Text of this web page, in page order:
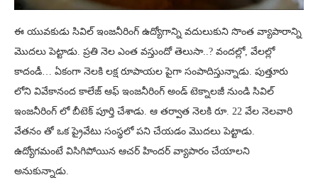
ఈ యువకుడు సివిల్ ఇంజనీరింగ్ ఉద్యోగాన్ని వదులుకుని సొంత వ్యాపారాన్ని
మొదలు పెట్టాడు. ప్రతి నెల ఎంత వస్తుందో తెలుసా..? వందల్లో, వేలల్లో
కాదండీ… ఏకంగా నెలకి లక్ష రూపాయల పైగా సంపాదిస్తున్నాడు. పుత్తూరు
లోని వివేకానంద కాలేజ్ ఆఫ్ ఇంజనీరింగ్ అండ్ టెక్నాలజీ నుండి సివిల్
ఇంజనీరింగ్ లో బీటెక్ పూర్తి చేశాడు. ఆ తర్వాత నెలకి రూ. 22 వేల నెలవారి
వేతనం తో ఒక ప్రైవేటు సంస్థలో పని చేయడం మొదలు పెట్టాడు.
ఉద్యోగమంటే విసిగిపోయిన ఆచర్ హిందర్ వ్యాపారం చేయాలని
అనుకున్నాడు.